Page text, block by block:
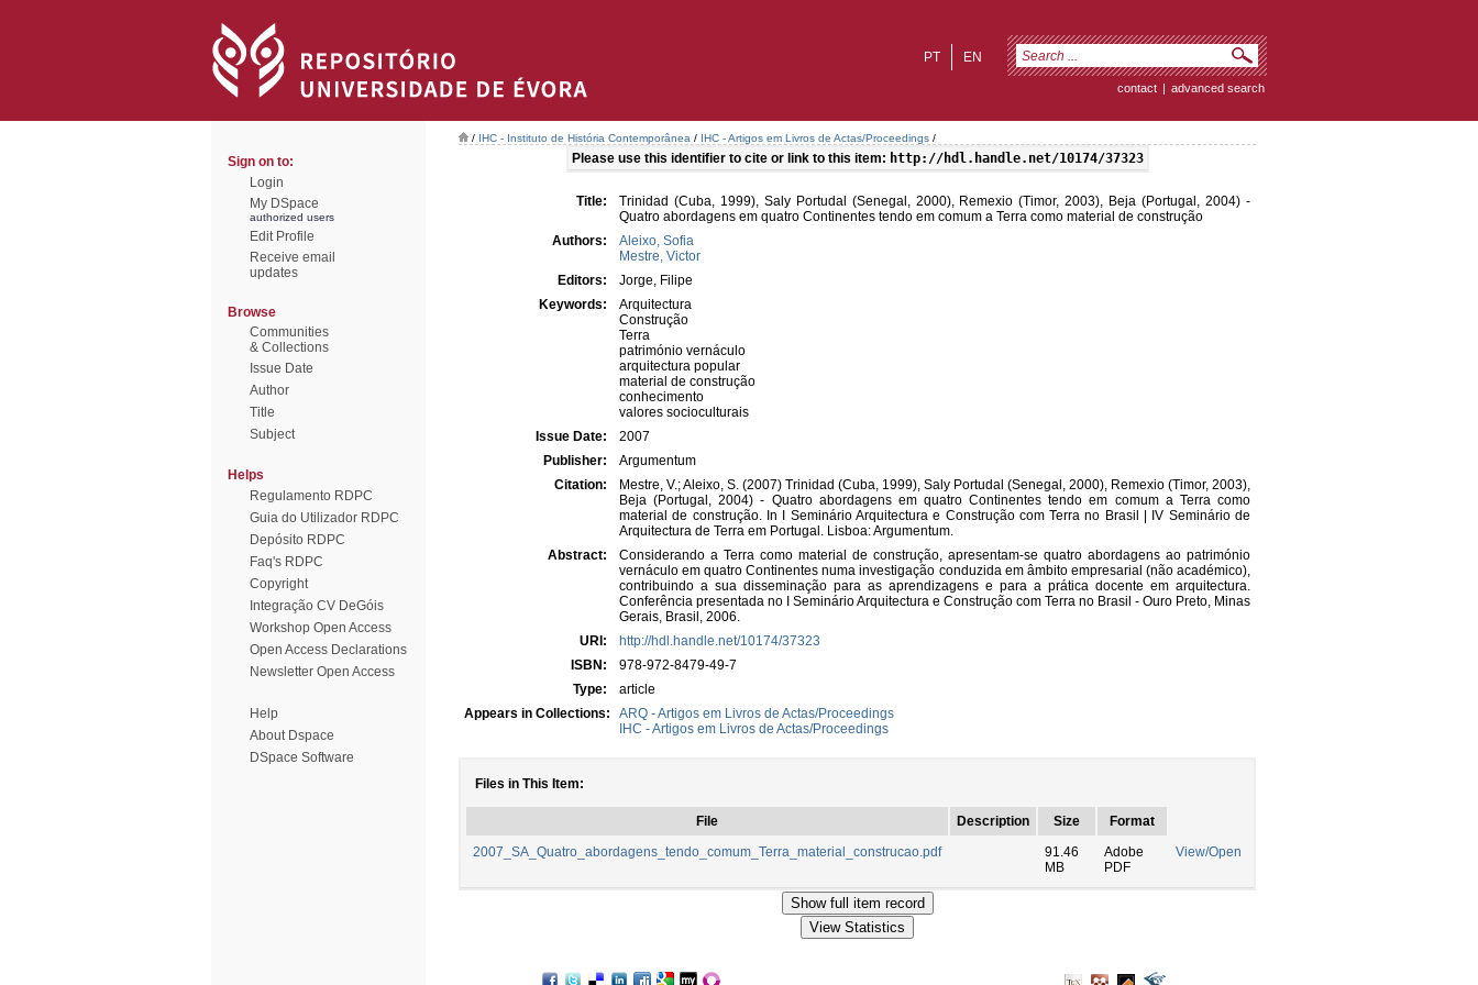
EN
PT
contact | advanced search
Sign on to:
Login
My DSpace
authorized users
Edit Profile
Receive email
updates
Browse
Communities
& Collections
Issue Date
Author
Title
Subject
Helps
Regulamento RDPC
Guia do Utilizador RDPC
Depósito RDPC
Faq's RDPC
Copyright
Integração CV DeGóis
Workshop Open Access
Open Access Declarations
Newsletter Open Access
Help
About Dspace
DSpace Software
/ IHC - Instituto de História Contemporânea / IHC - Artigos em Livros de Actas/Proceedings /
Please use this identifier to cite or link to this item: http://hdl.handle.net/10174/37323
Title:
Trinidad (Cuba, 1999), Saly Portudal (Senegal, 2000), Remexio (Timor, 2003), Beja (Portugal, 2004) -
Quatro abordagens em quatro Continentes tendo em comum a Terra como material de construção
Authors:
Aleixo, Sofia
Mestre, Victor
Editors:
Jorge, Filipe
Keywords:
Arquitectura
Construção
Terra
património vernáculo
arquitectura popular
material de construção
conhecimento
valores socioculturais
Issue Date:
2007
Publisher:
Argumentum
Citation:
Mestre, V.; Aleixo, S. (2007) Trinidad (Cuba, 1999), Saly Portudal (Senegal, 2000), Remexio (Timor, 2003),
Beja (Portugal, 2004) - Quatro abordagens em quatro Continentes tendo em comum a Terra como
material de construção. In I Seminário Arquitectura e Construção com Terra no Brasil | IV Seminário de
Arquitectura de Terra em Portugal. Lisboa: Argumentum.
Abstract:
Considerando a Terra como material de construção, apresentam-se quatro abordagens ao património
vernáculo em quatro Continentes numa investigação conduzida em âmbito empresarial (não académico),
contribuindo a sua disseminação para as aprendizagens e para a prática docente em arquitectura.
Conferência presentada no I Seminário Arquitectura e Construção com Terra no Brasil - Ouro Preto, Minas
Gerais, Brasil, 2006.
URI:
http://hdl.handle.net/10174/37323
ISBN:
978-972-8479-49-7
Type:
article
Appears in Collections:
ARQ - Artigos em Livros de Actas/Proceedings
IHC - Artigos em Livros de Actas/Proceedings
Files in This Item:
File Description Size
Format
2007_SA_Quatro_abordagens_tendo_comum_Terra_material_construcao.pdf
91.46
MB
Adobe
PDF
View/Open